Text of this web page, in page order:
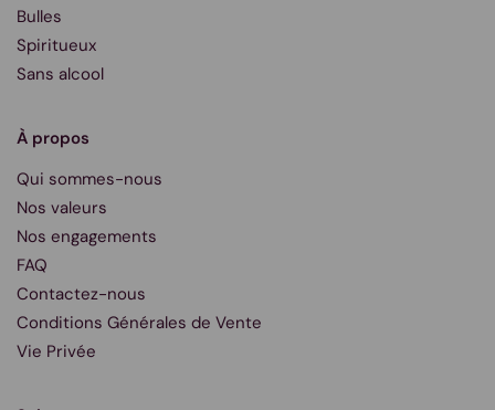
Bulles
Spiritueux
Sans alcool
À propos
Qui sommes-nous
Nos valeurs
Nos engagements
FAQ
Contactez-nous
Conditions Générales de Vente
Vie Privée